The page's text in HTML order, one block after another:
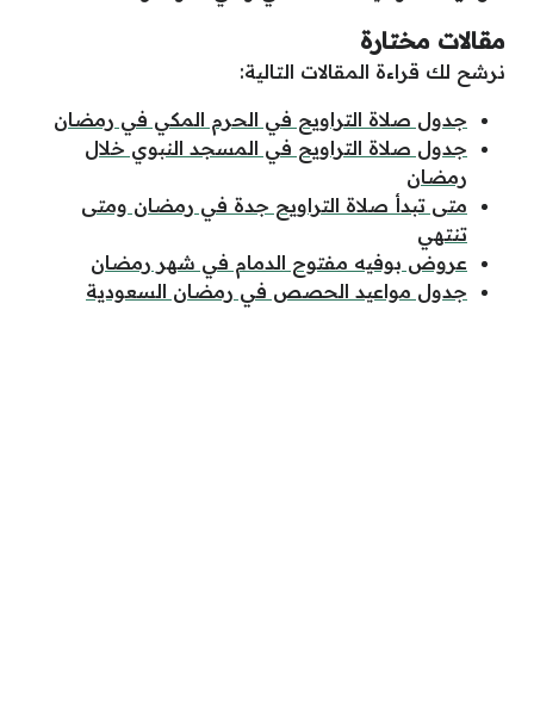
مقالات مختارة
نرشح لك قراءة المقالات التالية:
جدول صلاة التراويح في الحرم المكي في رمضان
جدول صلاة التراويح في المسجد النبوي خلال
رمضان
متى تبدأ صلاة التراويح جدة في رمضان ومتى
تنتهي
عروض بوفيه مفتوح الدمام في شهر رمضان
جدول مواعيد الحصص في رمضان السعودية